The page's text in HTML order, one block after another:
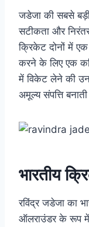
जडेजा की सबसे
सटीकता और
क्रिकेट दोनों में
करने के लिए एक
में विकेट लेने की
अमूल्य संपत्ति
भारतीय
रविंद्र जडेजा का
ऑलराउंडर के रूप में